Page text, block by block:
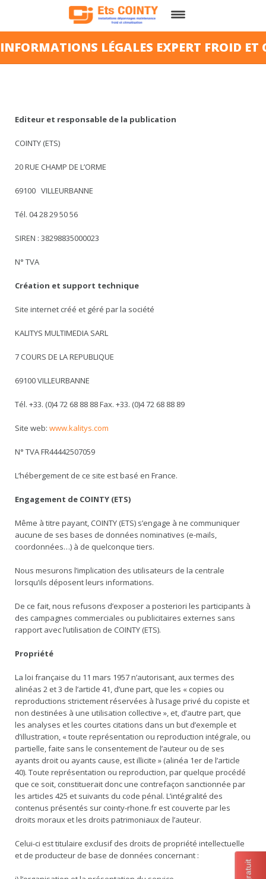
QUI SOMMES-NOUS ?
CONTACT
INFORMATIONS LÉGALES EXPERT FROID
Editeur et responsable de la publication
COINTY (ETS)
20 RUE CHAMP DE L’ORME
69100 VILLEURBANNE
Tél. 04 28 29 50 56
SIREN : 38298835000023
N° TVA
Création et support technique
Site internet créé et géré par la société
KALITYS MULTIMEDIA SARL
7 COURS DE LA REPUBLIQUE
69100 VILLEURBANNE
Tél. +33. (0)4 72 68 88 88 Fax. +33. (0)4 72 68 88 89
Site web:www.kalitys.com
N° TVA FR44442507059
L’hébergement de ce site est basé en France.
Engagement de COINTY (ETS)
Même à titre payant, COINTY (ETS) s’engage à ne communiquer
aucune de ses bases de données nominatives (e-mails,
coordonnées…) à de quelconque tiers.
Nous mesurons l’implication des utilisateurs de la centrale
lorsqu’ils déposent leurs informations.
De ce fait, nous refusons d’exposer a posteriori les participants à
des campagnes commerciales ou publicitaires externes sans
rapport avec l’utilisation de COINTY (ETS).
Propriété
La loi française du 11 mars 1957 n’autorisant, aux termes des
alinéas 2 et 3 de l’article 41, d’une part, que les « copies ou
reproductions strictement réservées à l’usage privé du copiste et
non destinées à une utilisation collective », et, d’autre part, que
les analyses et les courtes citations dans un but d’exemple et
d’illustration, « toute représentation ou reproduction intégrale, ou
partielle, faite sans le consentement de l’auteur ou de ses
ayants droit ou ayants cause, est illicite » (alinéa 1er de l’article
40). Toute représentation ou reproduction, par quelque procédé
que ce soit, constituerait donc une contrefaçon sanctionnée par
les articles 425 et suivants du code pénal. L’intégralité des
contenus présentés sur cointy-rhone.fr est couverte par les
droits moraux et les droits patrimoniaux de l’auteur.
Celui-ci est titulaire exclusif des droits de propriété intellectuelle
et de producteur de base de données concernant :